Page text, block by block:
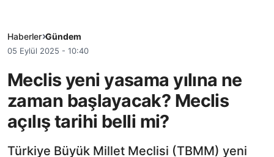
Haberler Gündem
05 Eylül 2025 - 10:40
Meclis yeni yasama yılına ne
zaman başlayacak? Meclis
açılış tarihi belli mi?
Türkiye Büyük Millet Meclisi (TBMM) yeni